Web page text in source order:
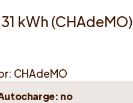
kWh (CHAdeMO)
CHAdeMO
no